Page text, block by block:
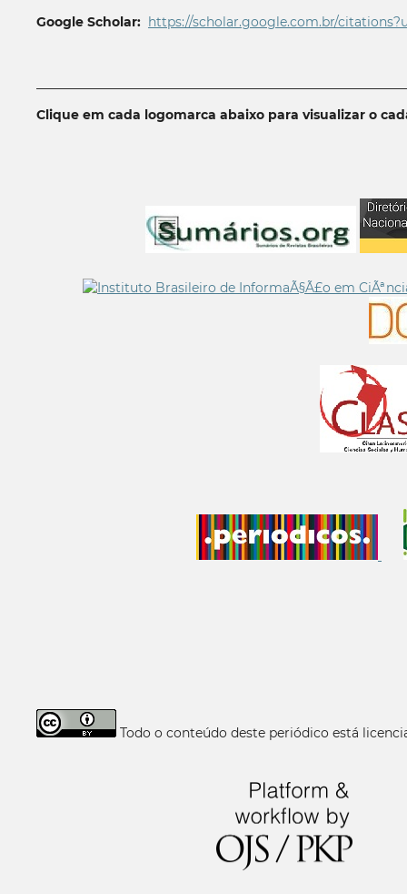
Google Scholar: https://scholar.google.com.br/
Clique em cada logomarca abaixo para visualizar o
Todo o conteúdo deste periódico está